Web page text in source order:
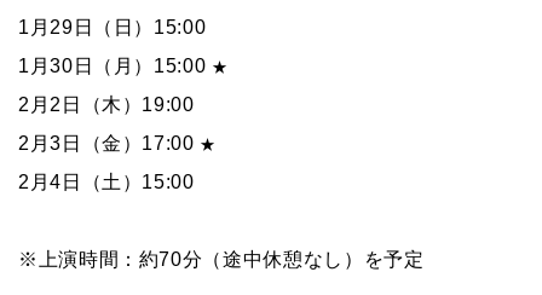
1月29日（日）15:00
1月30日（月）15:00 ★
2月2日（木）19:00
2月3日（金）17:00 ★
2月4日（土）15:00
※上演時間：約70分（途中休憩なし）を予定